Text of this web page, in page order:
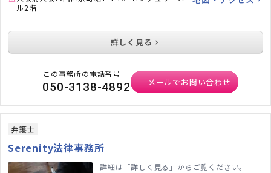
ル2階
詳しく見る
この事務所の電話番号
050-3138-4892 メールでお問い合わせ
弁護士
Serenity法律事務所
詳細は「詳しく見る」からご覧ください。